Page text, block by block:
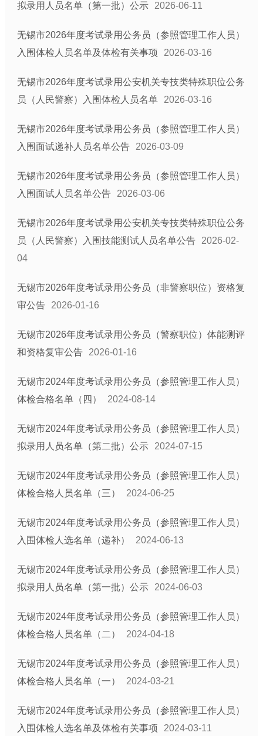
税收优惠
建议提案结果公开
部门信息公开目录
拟录用人员名单（第一批）公示
2026-06-11
无锡市2026年度考试录用公务员（参照管理工作人员）
入围体检人员名单及体检有关事项
2026-03-16
无锡市2026年度考试录用公安机关专技类特殊职位公务
员（人民警察）入围体检人员名单
2026-03-16
无锡市2026年度考试录用公务员（参照管理工作人员）
入围面试递补人员名单公告
2026-03-09
无锡市2026年度考试录用公务员（参照管理工作人员）
入围面试人员名单公告
2026-03-06
无锡市2026年度考试录用公安机关专技类特殊职位公务
员（人民警察）入围技能测试人员名单公告
2026-02-
04
无锡市2026年度考试录用公务员（非警察职位）资格复
审公告
2026-01-16
无锡市2026年度考试录用公务员（警察职位）体能测评
和资格复审公告
2026-01-16
无锡市2024年度考试录用公务员（参照管理工作人员）
体检合格名单（四）
2024-08-14
无锡市2024年度考试录用公务员（参照管理工作人员）
拟录用人员名单（第二批）公示
2024-07-15
无锡市2024年度考试录用公务员（参照管理工作人员）
体检合格人员名单（三）
2024-06-25
无锡市2024年度考试录用公务员（参照管理工作人员）
入围体检人选名单（递补）
2024-06-13
无锡市2024年度考试录用公务员（参照管理工作人员）
拟录用人员名单（第一批）公示
2024-06-03
无锡市2024年度考试录用公务员（参照管理工作人员）
体检合格人员名单（二）
2024-04-18
无锡市2024年度考试录用公务员（参照管理工作人员）
体检合格人员名单（一）
2024-03-21
无锡市2024年度考试录用公务员（参照管理工作人员）
入围体检人选名单及体检有关事项
2024-03-11